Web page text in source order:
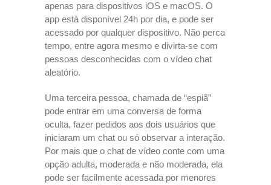
apenas para dispositivos iOS e macOS. O
app está disponível 24h por dia, e pode ser
acessado por qualquer dispositivo. Não perca
tempo, entre agora mesmo e divirta-se com
pessoas desconhecidas com o vídeo chat
aleatório.
Uma terceira pessoa, chamada de “espiã”
pode entrar em uma conversa de forma
oculta, fazer pedidos aos dois usuários que
iniciaram um chat ou só observar a interação.
Por mais que o chat de vídeo conte com uma
opção adulta, moderada e não moderada, ela
pode ser facilmente acessada por menores